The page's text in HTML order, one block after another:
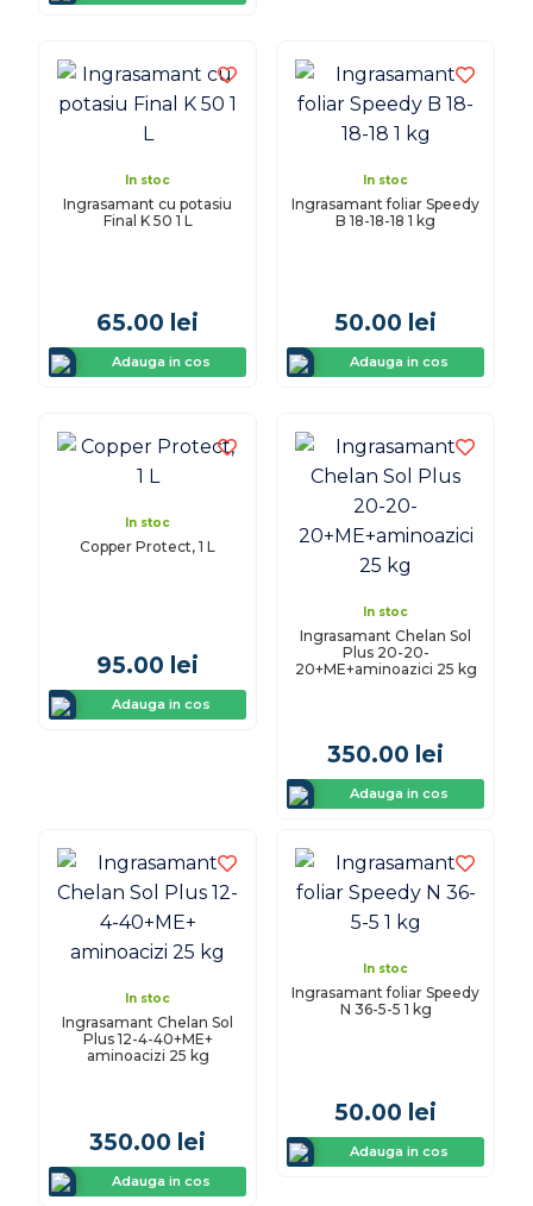
In stoc
Ingrasamant cu potasiu
Final K 50 1 L
65.00 lei
Adauga in cos
In stoc
Ingrasamant foliar Speedy
B 18-18-18 1 kg
50.00 lei
Adauga in cos
In stoc
Copper Protect, 1 L
95.00 lei
Adauga in cos
In stoc
Ingrasamant Chelan Sol
Plus 20-20-
20+ME+aminoazici 25 kg
350.00 lei
Adauga in cos
In stoc
Ingrasamant Chelan Sol
Plus 12-4-40+ME+
aminoacizi 25 kg
350.00 lei
Adauga in cos
In stoc
Ingrasamant foliar Speedy
N 36-5-5 1 kg
50.00 lei
Adauga in cos